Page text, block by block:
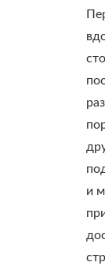
и